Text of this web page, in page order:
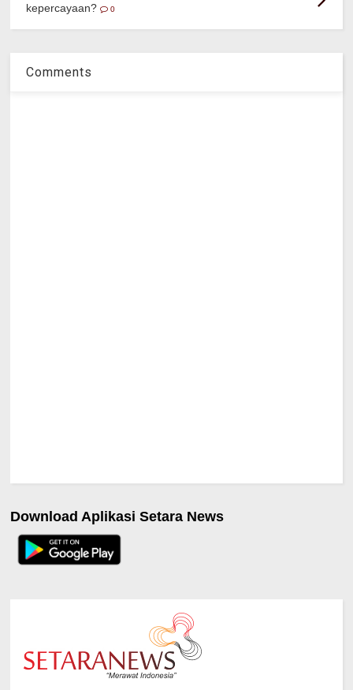
kepercayaan?
0
Comments
Download Aplikasi Setara News